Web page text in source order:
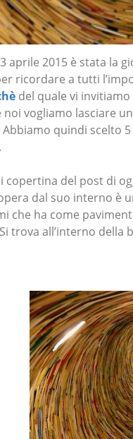
aprile 2015 è stata la
ricordare a tutti
del quale vi
noi vogliamo lasciare
quindi scelto
copertina del post di
dal suo interno è
che ha come
trova all’interno della